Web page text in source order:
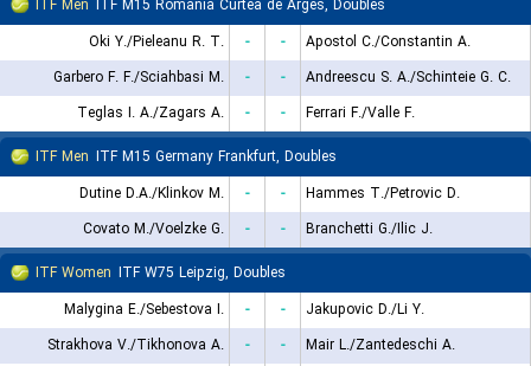
ITF Men ITF M15 Romania Curtea de Arges, Doubles
Oki Y./Pieleanu R. T.
- -
Apostol C./Constantin A.
Garbero F. F./Sciahbasi M.
- -
Andreescu S. A./Schinteie G. C.
Teglas I. A./Zagars A.
- -
Ferrari F./Valle F.
ITF Men ITF M15 Germany Frankfurt, Doubles
Dutine D.A./Klinkov M.
- -
Hammes T./Petrovic D.
Covato M./Voelzke G.
- -
Branchetti G./Ilic J.
ITF Women ITF W75 Leipzig, Doubles
Malygina E./Sebestova I.
- -
Jakupovic D./Li Y.
Strakhova V./Tikhonova A.
- -
Mair L./Zantedeschi A.